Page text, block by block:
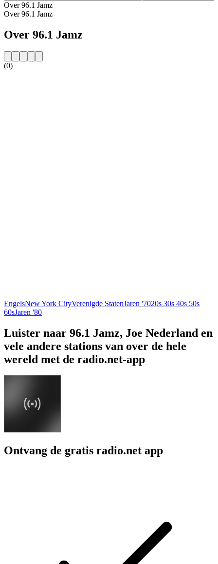
Over 96.1 Jamz
Over 96.1 Jamz
Over 96.1 Jamz
(0)
EngelsNew York CityVerenigde StatenJaren '7020s 30s 40s 50s
60sJaren '80
Luister naar 96.1 Jamz, Joe Nederland en
vele andere stations van over de hele
wereld met de radio.net-app
Ontvang de gratis radio.net app